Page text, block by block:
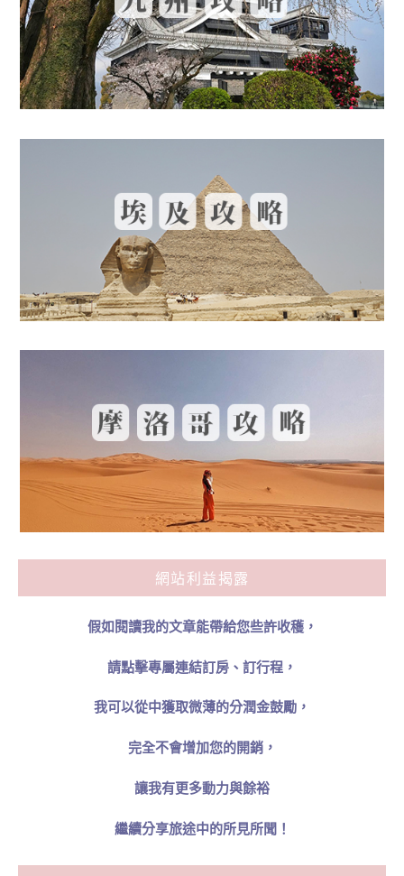
網站利益揭露
假如閱讀我的文章能帶給您些許收穫，
請點擊專屬連結訂房、訂行程，
我可以從中獲取微薄的分潤金鼓勵，
完全不會增加您的開銷，
讓我有更多動力與餘裕
繼續分享旅途中的所見所聞！